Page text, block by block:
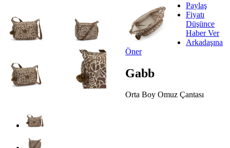
Paylaş
Fiyatı
Düşünce
Haber Ver
Arkadaşına
Öner
Gabb
Orta Boy Omuz Çantası